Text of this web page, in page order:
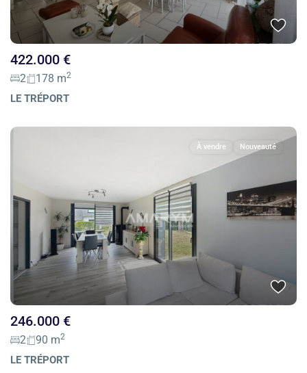
422.000 €
2 178 m2
LE TRÉPORT
À vendre Nouveauté
246.000 €
2 90 m2
LE TRÉPORT